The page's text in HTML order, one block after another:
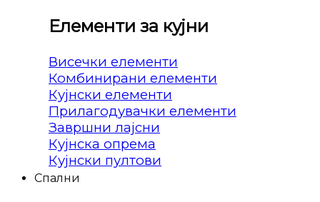
Елементи за кујни
Висечки елементи
Комбинирани елементи
Кујнски елементи
Прилагодувачки елементи
Завршни лајсни
Кујнска опрема
Кујнски пултови
Спални